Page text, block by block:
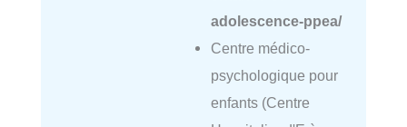
adolescence-ppea/
Centre médico-
psychologique pour
enfants (Centre